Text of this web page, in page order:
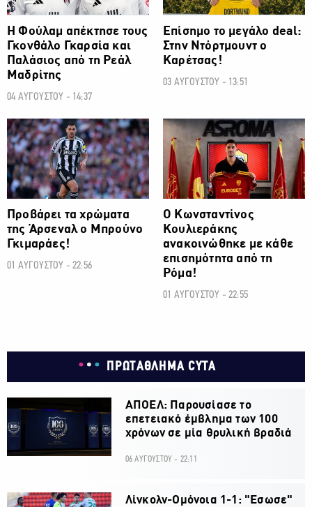
Η Φούλαμ απέκτησε τους
Γκονθάλο Γκαρσία και
Παλάσιος από τη Ρεάλ
Μαδρίτης
04 ΑΥΓΟΥΣΤΟΥ - 14:37
Επίσημο το μεγάλο deal:
Στην Ντόρτμουντ ο
Καρέτσας!
03 ΑΥΓΟΥΣΤΟΥ - 13:51
ΠΟΔΟΣΦΑΙΡΟ
Προβάρει τα χρώματα
της Άρσεναλ ο Μπρούνο
Γκιμαράες!
01 ΑΥΓΟΥΣΤΟΥ - 22:56
ΠΟΔΟΣΦΑΙΡΟ
Ο Κωνσταντίνος
Κουλιεράκης
ανακοινώθηκε με κάθε
επισημότητα από τη
Ρόμα!
01 ΑΥΓΟΥΣΤΟΥ - 22:55
ΠΡΩΤΑΘΛΗΜΑ CYTA
ΑΠΟΕΛ: Παρουσίασε το
επετειακό έμβλημα των 100
χρόνων σε μία θρυλική βραδιά
06 ΑΥΓΟΥΣΤΟΥ - 22:11
Λίνκολν-Ομόνοια 1-1: "Εσωσε"